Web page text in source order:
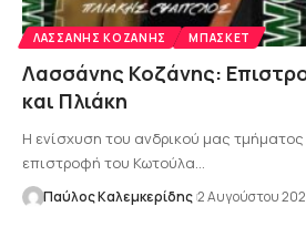
ΛΑΣΣΆΝΗΣ ΚΟΖΆΝΗΣ ΜΠΆΣΚΕΤ
Λασσάνης Κοζάνης:
και Πλιάκη
Η ενίσχυση του ανδρικού μας τμήματος
επιστροφή του Κωτούλα…
Παύλος Καλεμκερίδης 2 Αυγούστου